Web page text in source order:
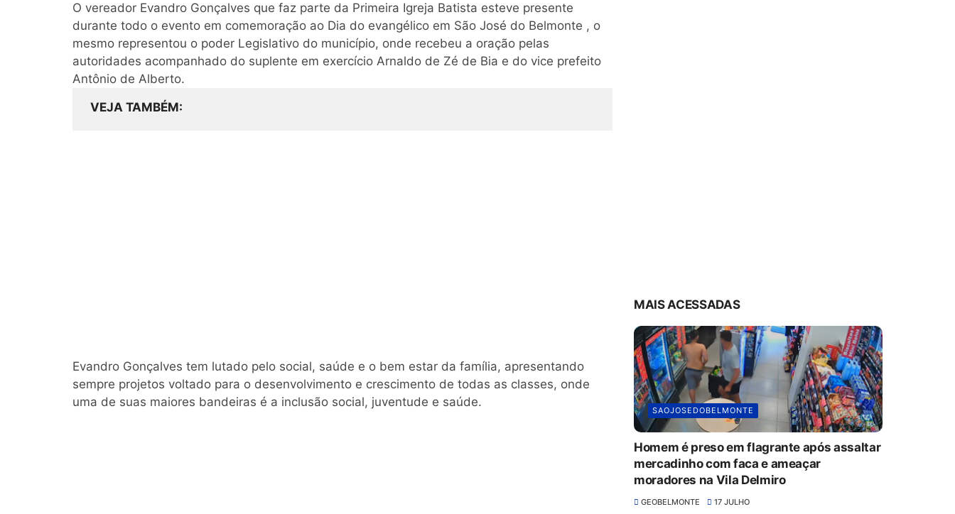
O vereador Evandro Gonçalves que faz parte da Primeira Igreja Batista esteve presente
durante todo o evento em comemoração ao Dia do evangélico em São José do Belmonte , o
mesmo representou o poder Legislativo do município, onde recebeu a oração pelas
autoridades acompanhado do suplente em exercício Arnaldo de Zé de Bia e do vice prefeito
Antônio de Alberto.
VEJA TAMBÉM
Evandro Gonçalves tem lutado pelo social, saúde e o bem estar da família, apresentando
sempre projetos voltado para o desenvolvimento e crescimento de todas as classes, onde
uma de suas maiores bandeiras é a inclusão social, juventude e saúde.
MAIS ACESSADAS
SAOJOSEDOBELMONTE
Homem é preso em flagrante após assaltar
mercadinho com faca e ameaçar
moradores na Vila Delmiro
GEOBELMONTE 17 JULHO